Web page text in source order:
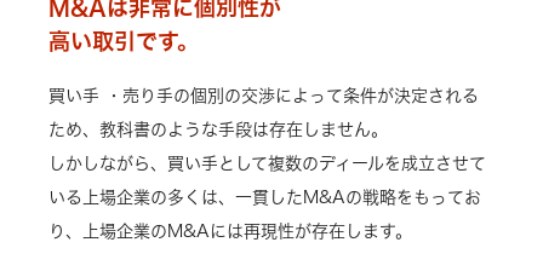
M&Aは非常に個別性が
高い取引です。
買い手 ・売り手の個別の交渉によって条件が決定される
ため、教科書のような手段は存在しません。
しかしながら、買い手として複数のディールを成立させて
いる上場企業の多くは、一貫したM&Aの戦略をもってお
り、上場企業のM&Aには再現性が存在します。